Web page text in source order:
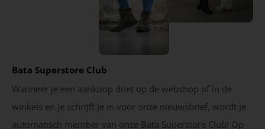
Bata Superstore Club
Wanneer je een aankoop doet op de webshop of in de
winkels en je schrijft je in voor onze nieuwsbrief, wordt je
automatisch member van onze Bata Superstore Club! Op